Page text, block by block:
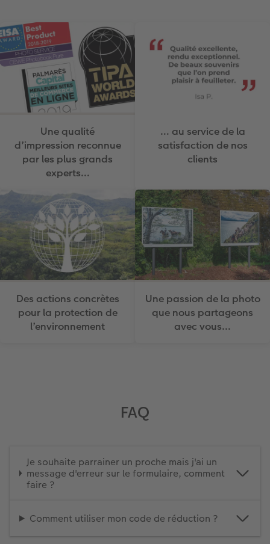
Une qualité
d’impression reconnue
par les plus grands
experts…
… au service de la
satisfaction de nos
clients
Des actions concrètes
pour la protection de
l’environnement
Une passion de la photo
que nous partageons
avec vous…
FAQ
Je souhaite parrainer un proche mais j'ai un
message d'erreur sur le formulaire, comment
faire ?
Comment utiliser mon code de réduction ?